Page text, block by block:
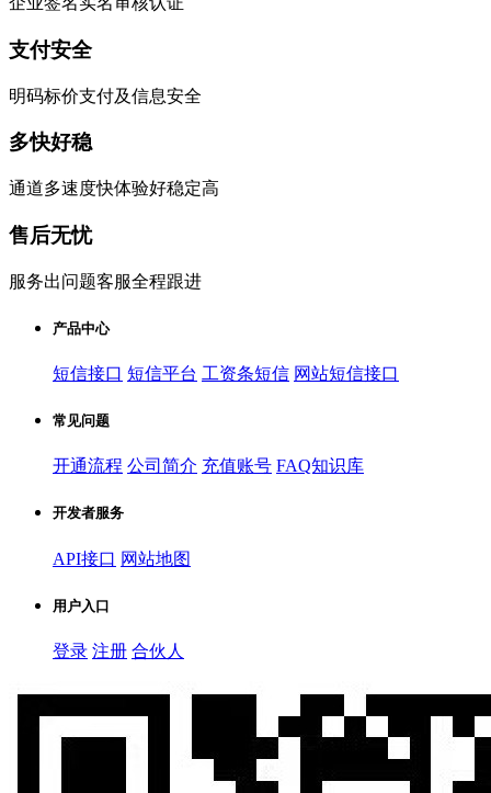
支付安全
明码标价支付及信息安全
多快好稳
通道多速度快体验好稳定高
售后无忧
服务出问题客服全程跟进
产品中心
短信接口 短信平台 工资条短信 网站短信接口
常见问题
开通流程 公司简介 充值账号 FAQ知识库
开发者服务
API接口 网站地图
用户入口
登录 注册 合伙人